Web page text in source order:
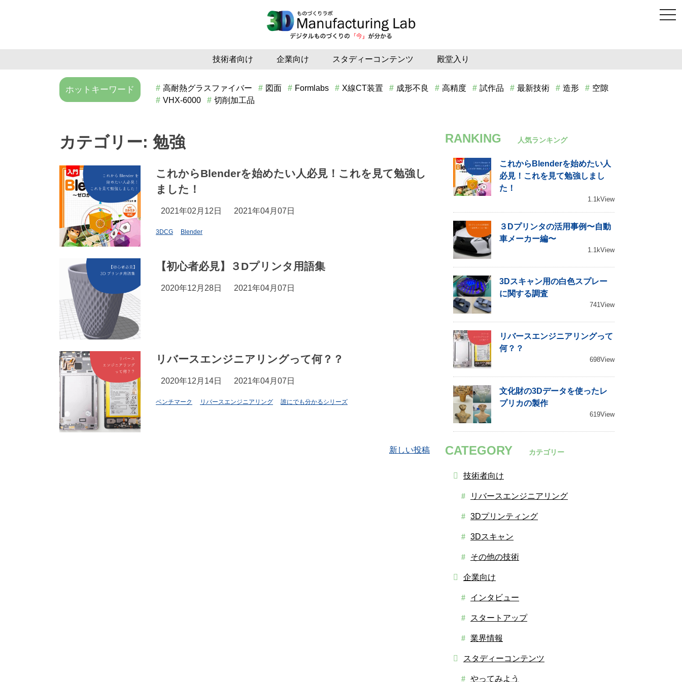
技術者向け 企業向け スタディーコンテンツ 殿堂入り
ホットキーワード 高耐熱グラスファイバー 図面 Formlabs X線CT装置 成形不良 高精度 試作品 最新技術 造形
空隙
VHX-6000
切削加工品
カテゴリー: 勉強
これからBlenderを始めたい人必見！これを見て勉強し
ました！
2021年02月12日 2021年04月07日
3DCG Blender
【初心者必見】３Dプリンタ用語集
2020年12月28日 2021年04月07日
リバースエンジニアリングって何？？
2020年12月14日 2021年04月07日
ベンチマーク リバースエンジニアリング 誰にでも分かるシリーズ
新しい投稿
RANKING 人気ランキング
これからBlenderを始めたい人
必見！これを見て勉強しまし
た！
1.1kView
３Dプリンタの活用事例〜自動
車メーカー編〜
1.1kView
3Dスキャン用の白色スプレー
に関する調査
741View
リバースエンジニアリングって
何？？
698View
文化財の3Dデータを使ったレ
プリカの製作
619View
CATEGORY カテゴリー
技術者向け
リバースエンジニアリング
3Dプリンティング
3Dスキャン
その他の技術
企業向け
インタビュー
スタートアップ
業界情報
スタディーコンテンツ
やってみよう